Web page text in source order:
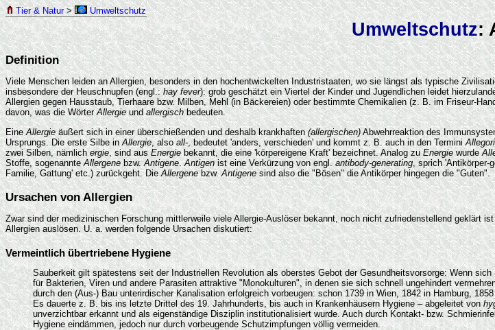
Tier & Natur> Umweltschutz
Umweltschutz:
Definition
Viele Menschen leiden an Allergien, besonders in den hochentwickelten Industristaaten, wo sie längst als typische
insbesondere der Heuschnupfen (engl.:hay fever): grob geschätzt ein Viertel der Kinder und Jugendlichen leidet
Allergien gegen Hausstaub, Tierhaare bzw. Milben, Mehl (in Bäckereien) oder bestimmte Chemikalien (z. B. im Friseur-
davon, was die WörterAllergieundallergischbedeuten.
EineAllergieäußert sich in einer überschießenden und deshalb krankhaften(allergischen) Abwehrreaktion des
Ursprungs. Die erste Silbe inAllergie , alsoall-, bedeutet 'anders, verschieden' und kommt z. B. auch in den Termini
zwei Silben, nämlichergie, sind ausEnergiebekannt, die eine 'körpereigene Kraft' bezeichnet. Analog zuEnergiewurde
Stoffe, sogenannte Allergenebzw.Antigene.Antigenist eine Verkürzung von engl.antibody-generating , sprich 'Antikörper-
Familie, Gattung' etc.) zurückgeht. Die Allergenebzw.Antigenesind also die "Bösen" die Antikörper hingegen die "Guten".
Ursachen von Allergien
Zwar sind der medizinischen Forschung mittlerweile viele Allergie-Auslöser bekannt, noch nicht zufriedenstellend geklärt
Allergien auslösen. U. a. werden folgende Ursachen diskutiert:
Vermeintlich übertriebene Hygiene
Sauberkeit gilt spätestens seit der Industriellen Revolution als oberstes Gebot der Gesundheitsvorsorge: Wenn
für Bakterien, Viren und andere Parasiten attraktive "Monokulturen", in denen sie sich schnell ungehindert
durch den (Aus-) Bau unterirdischer Kanalisation erfolgreich vorbeugen: schon 1739 in Wien, 1842 in Hamburg,
Es dauerte z. B. bis ins letzte Drittel des 19. Jahrhunderts, bis auch in Krankenhäusern Hygiene – abgeleitet von
unverzichtbar erkannt und als eigenständige Disziplin institutionalisiert wurde. Auch durch Kontakt- bzw.
Hygiene eindämmen, jedoch nur durch vorbeugende Schutzimpfungen völlig vermeiden.